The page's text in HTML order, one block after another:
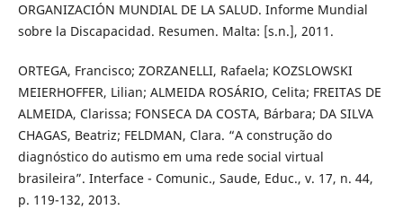
ORGANIZACIÓN MUNDIAL DE LA SALUD. Informe Mundial
sobre la Discapacidad. Resumen. Malta: [s.n.], 2011.
ORTEGA, Francisco; ZORZANELLI, Rafaela; KOZSLOWSKI
MEIERHOFFER, Lilian; ALMEIDA ROSÁRIO, Celita; FREITAS DE
ALMEIDA, Clarissa; FONSECA DA COSTA, Bárbara; DA SILVA
CHAGAS, Beatriz; FELDMAN, Clara. “A construção do
diagnóstico do autismo em uma rede social virtual
brasileira”. Interface - Comunic., Saude, Educ., v. 17, n. 44,
p. 119-132, 2013.